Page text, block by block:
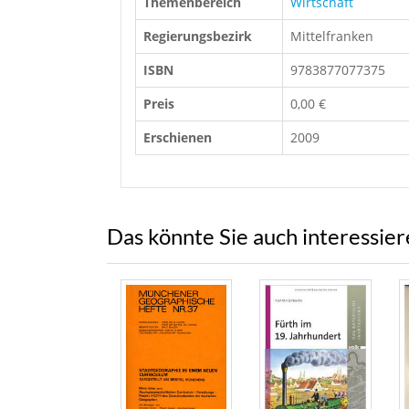
Regierungsbezirk
Mittelfranken
ISBN
9783877077375
Preis
0,00 €
Erschienen
2009
Das könnte Sie auch